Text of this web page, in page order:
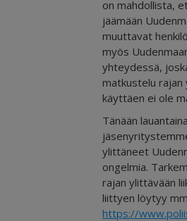
on mahdollista,
jäämään
muuttavat
myös
yhteydessä,
matkustelu rajan
käyttäen ei ole
Tänään
ylittäneet
ongelmia.
rajan ylittävään
liittyen löytyy
https://